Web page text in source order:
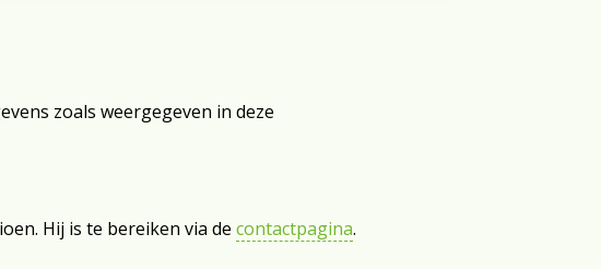
zoals weergegeven in deze
Hij is te bereiken via decontactpagina.